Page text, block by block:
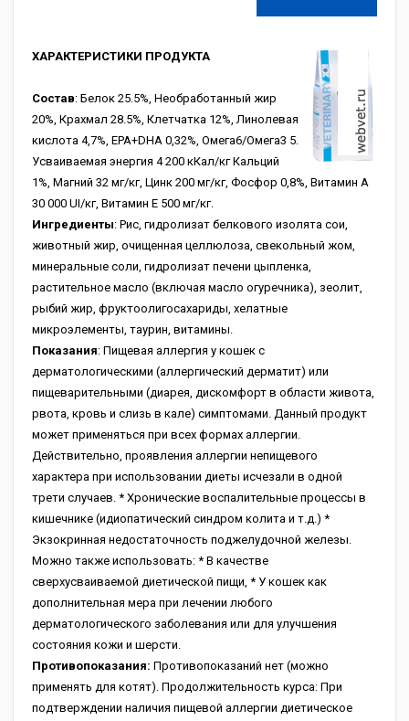
ХАРАКТЕРИСТИКИ ПРОДУКТА
Состав: Белок 25.5%, Необработанный жир
20%, Крахмал 28.5%, Клетчатка 12%, Линолевая
кислота 4,7%, EPA+DHA 0,32%, Омега6/Омега3 5.
Усваиваемая энергия 4 200 кКал/кг Кальций
1%, Магний 32 мг/кг, Цинк 200 мг/кг, Фосфор 0,8%, Витамин A
30 000 UI/кг, Витамин E 500 мг/кг.
Ингредиенты: Рис, гидролизат белкового изолята сои,
животный жир, очищенная целлюлоза, свекольный жом,
минеральные соли, гидролизат печени цыпленка,
растительное масло (включая масло огуречника), зеолит,
рыбий жир, фруктоолигосахариды, хелатные
микроэлементы, таурин, витамины.
Показания: Пищевая аллергия у кошек с
дерматологическими (аллергический дерматит) или
пищеварительными (диарея, дискомфорт в области живота,
рвота, кровь и слизь в кале) симптомами. Данный продукт
может применяться при всех формах аллергии.
Действительно, проявления аллергии непищевого
характера при использовании диеты исчезали в одной
трети случаев. * Хронические воспалительные процессы в
кишечнике (идиопатический синдром колита и т.д.) *
Экзокринная недостаточность поджелудочной железы.
Можно также использовать: * В качестве
сверхусваиваемой диетической пищи, * У кошек как
дополнительная мера при лечении любого
дерматологического заболевания или для улучшения
состояния кожи и шерсти.
Противопоказания: Противопоказаний нет (можно
применять для котят). Продолжительность курса: При
подтверждении наличия пищевой аллергии диетическое